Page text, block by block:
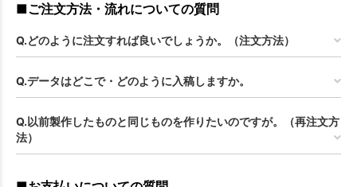
■ご注文方法・流れについての質問
Q.どのように注文すれば良いでしょうか。（注文方法）
Q.データはどこで・どのように入稿しますか。
Q.以前製作したものと同じものを作りたいのですが。（再注文方
法）